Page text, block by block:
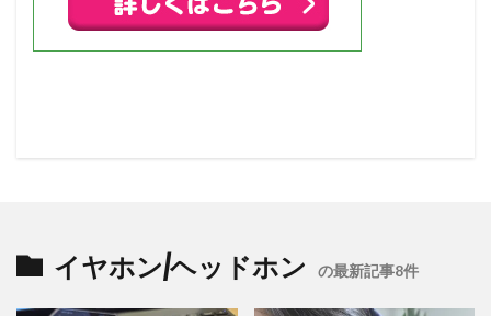
イヤホン/ヘッドホン の最新記事8件